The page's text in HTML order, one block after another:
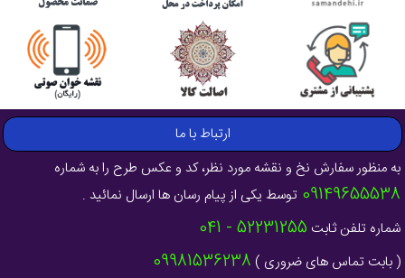
ارتباط با ما
به منظور سفارش نخ و نقشه مورد نظر، کد و عکس طرح را به شماره
09149655538 توسط یکی از پیام رسان ها ارسال نمائید .
شماره تلفن ثابت 52231255 - 041
( بابت تماس های ضروری ) 09981536238